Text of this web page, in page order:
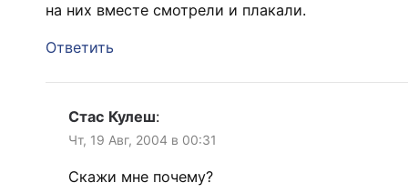
на них вместе смотрели и плакали.
Ответить
Стас Кулеш:
Чт, 19 Авг, 2004 в 00:31
Скажи мне почему?